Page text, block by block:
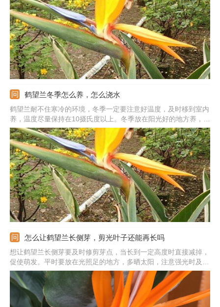
能是空气干燥导致的，需注意开窗喷水。
鹤望兰冬季怎么养，怎么浇水
鹤望兰耐不住寒冷的环境，冬季一定要注意好温度，及时移到室内
养，温度尽量保持在10摄氏度以上。冬季放在阳光好的地方养，比
如阳台、室内明亮处，冬季晚上不能放在窗台边，避免冷风侵袭。
入冬前要施次肥料，冬季可以停止施肥。控制好浇水，只要保证盆
土不过分干旱就可以。入冬之后，还需要适当修剪枝叶。
怎么让鹤望兰长侧芽，剪光叶子还能再长吗
想让鹤望兰长侧芽要及时修剪芽点，当长到一定高度时直接减掉，
促使萌发。平时要放在光照足的地方，多晒太阳，注意强光时及时
遮挡。最好能提供给它16-26度之间的温度，过高或过低时及时控
温。另外，还要给与充足的肥水，生长季定期浇水，让土壤湿润，
还要勤施肥，这样的环境植株自然会更快长出侧芽。